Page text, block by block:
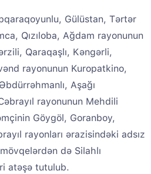
Gülüstan, Tərtər
Qızıloba, Ağdam rayonunun
Qaraqaşlı, Kəngərli,
rayonunun Kuropatkino,
Aşağı
rayonunun Mehdili
Göygöl, Goranboy,
rayonları ərazisindəki adsız
də Silahlı
atəşə tutulub.